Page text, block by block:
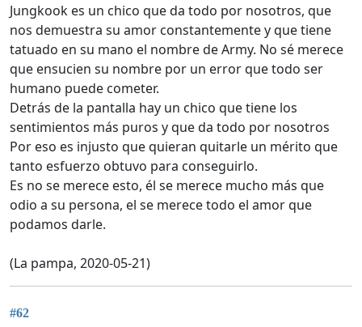
Jungkook es un chico que da todo por nosotros, que
nos demuestra su amor constantemente y que tiene
tatuado en su mano el nombre de Army. No sé merece
que ensucien su nombre por un error que todo ser
humano puede cometer.
Detrás de la pantalla hay un chico que tiene los
sentimientos más puros y que da todo por nosotros
Por eso es injusto que quieran quitarle un mérito que
tanto esfuerzo obtuvo para conseguirlo.
Es no se merece esto, él se merece mucho más que
odio a su persona, el se merece todo el amor que
podamos darle.
(La pampa, 2020-05-21)
#62